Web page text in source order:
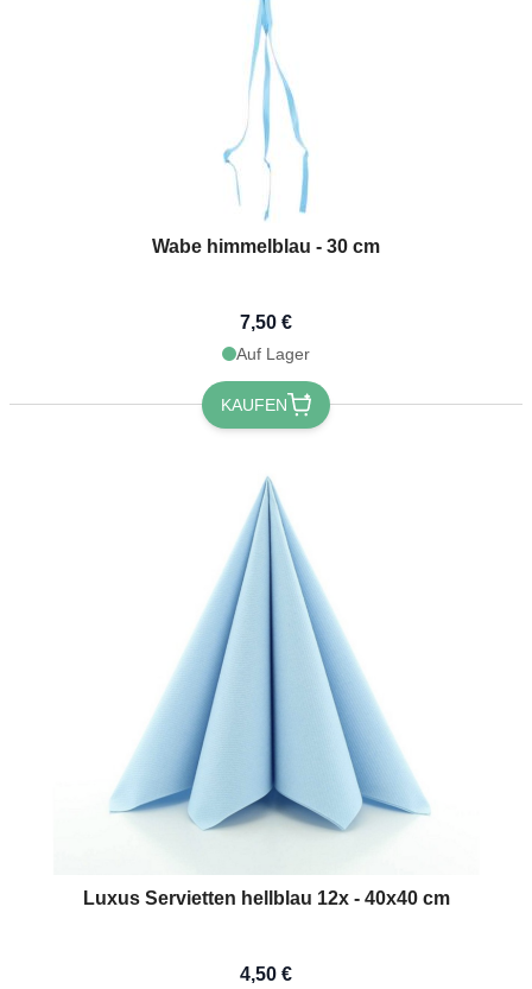
Wabe himmelblau - 30 cm
7,50 €
Auf Lager
KAUFEN
Luxus Servietten hellblau 12x - 40x40 cm
4,50 €